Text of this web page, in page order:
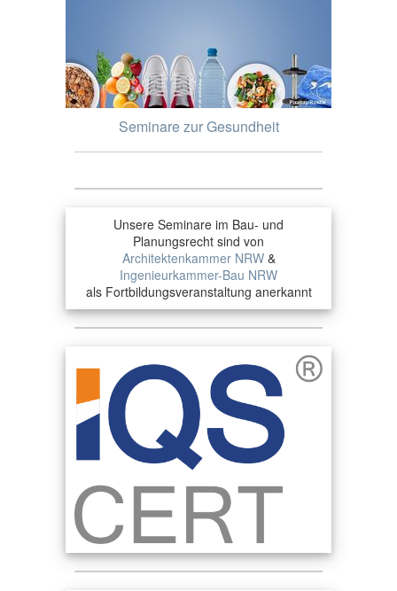
Seminare zur Gesundheit
Unsere Seminare im Bau- und
Planungsrecht sind von
Architektenkammer NRW&
Ingenieurkammer-Bau NRW
als Fortbildungsveranstaltung anerkannt